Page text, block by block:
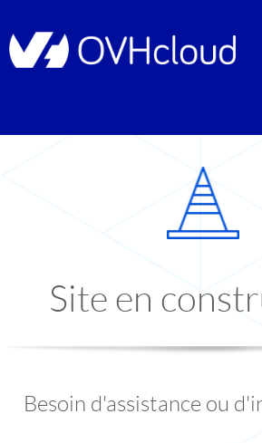
Site en
Besoin d'assistance ou